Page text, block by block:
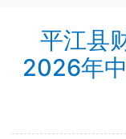
平江县
2026年